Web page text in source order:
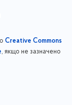
Creative Commons
, якщо не зазначено